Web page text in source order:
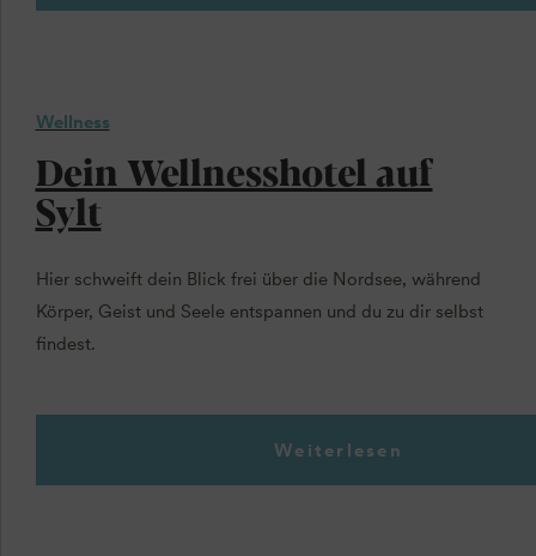
Wellness
Dein Wellnesshotel auf
Sylt
Hier schweift dein Blick frei über die Nordsee, während
Körper, Geist und Seele entspannen und du zu dir selbst
findest.
Weiterlesen